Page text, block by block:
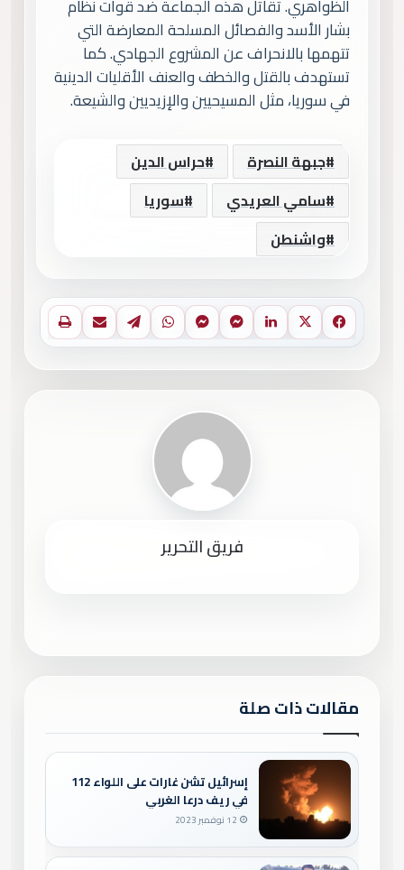
الظواهري. تقاتل هذه الجماعة ضد قوات نظام
بشار الأسد والفصائل المسلحة المعارضة التي
تتهمها بالانحراف عن المشروع الجهادي. كما
تستهدف بالقتل والخطف والعنف الأقليات الدينية
في سوريا، مثل المسيحيين والإزيديين والشيعة.
جبهة النصرة
حراس الدين
سامي العريدي
سوريا
واشنطن
فيسبوكX لينكدإنماسنجرماسنجرواتسابتيلقرام مشاركة عبر البريد طباعة
فريق التحرير
مقالات ذات صلة
إسرائيل تشن غارات على اللواء 112
في ريف درعا الغربي
12 نوفمبر 2023